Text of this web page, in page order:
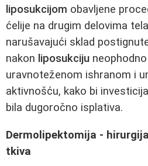
liposukcijom obavljene
ćelije na drugim delovima
narušavajući sklad
nakon liposukciju
uravnoteženom ishranom i
aktivnošću, kako bi
bila dugoročno isplativa.
Dermolipektomija -
tkiva